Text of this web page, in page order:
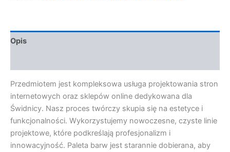
Opis
Przedmiotem jest kompleksowa usługa projektowania stron
internetowych oraz sklepów online dedykowana dla
Świdnicy. Nasz proces twórczy skupia się na estetyce i
funkcjonalności. Wykorzystujemy nowoczesne, czyste linie
projektowe, które podkreślają profesjonalizm i
innowacyjność. Paleta barw jest starannie dobierana, aby